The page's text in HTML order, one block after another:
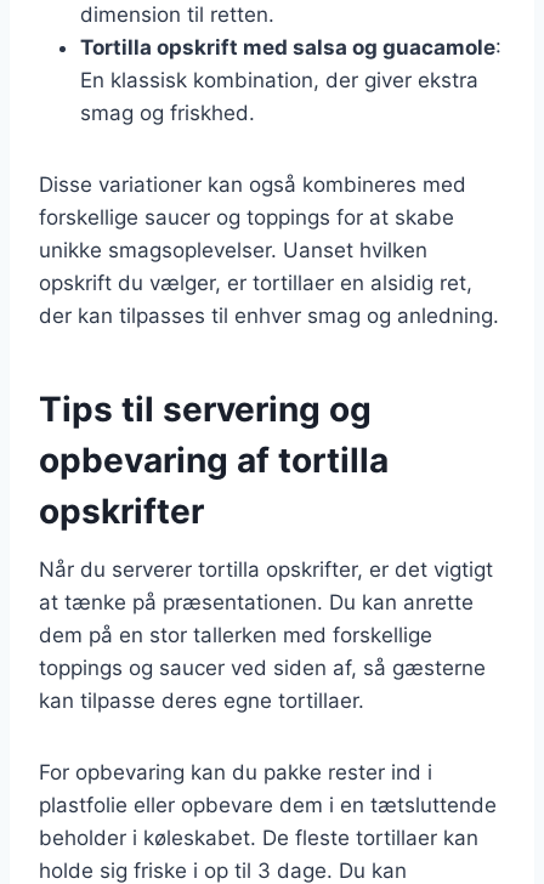
dimension til retten.
Tortilla opskrift med salsa og guacamole:
En klassisk kombination, der giver ekstra
smag og friskhed.
Disse variationer kan også kombineres med
forskellige saucer og toppings for at skabe
unikke smagsoplevelser. Uanset hvilken
opskrift du vælger, er tortillaer en alsidig ret,
der kan tilpasses til enhver smag og anledning.
Tips til servering og
opbevaring af tortilla
opskrifter
Når du serverer tortilla opskrifter, er det vigtigt
at tænke på præsentationen. Du kan anrette
dem på en stor tallerken med forskellige
toppings og saucer ved siden af, så gæsterne
kan tilpasse deres egne tortillaer.
For opbevaring kan du pakke rester ind i
plastfolie eller opbevare dem i en tætsluttende
beholder i køleskabet. De fleste tortillaer kan
holde sig friske i op til 3 dage. Du kan